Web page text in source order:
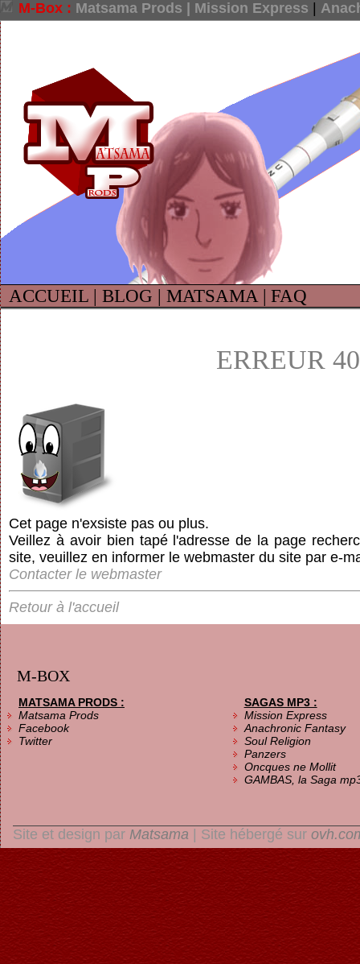
M-Box : Matsama Prods | Mission Express
ACCUEIL | BLOG | MATSAMA | FAQ
ERREUR
Cet page n'exsiste pas ou plus.
Veillez à avoir bien tapé l'adresse de la page
site, veuillez en informer le webmaster du site par e-
Contacter le webmaster
Retour à l'accueil
M-BOX
MATSAMA PRODS :
Matsama Prods
Facebook
Twitter
SAGAS MP3 :
Mission Express
Anachronic Fantasy
Soul Religion
Panzers
Oncques ne Mollit
GAMBAS, la Saga
Site et design par Matsama | Site hébergé sur